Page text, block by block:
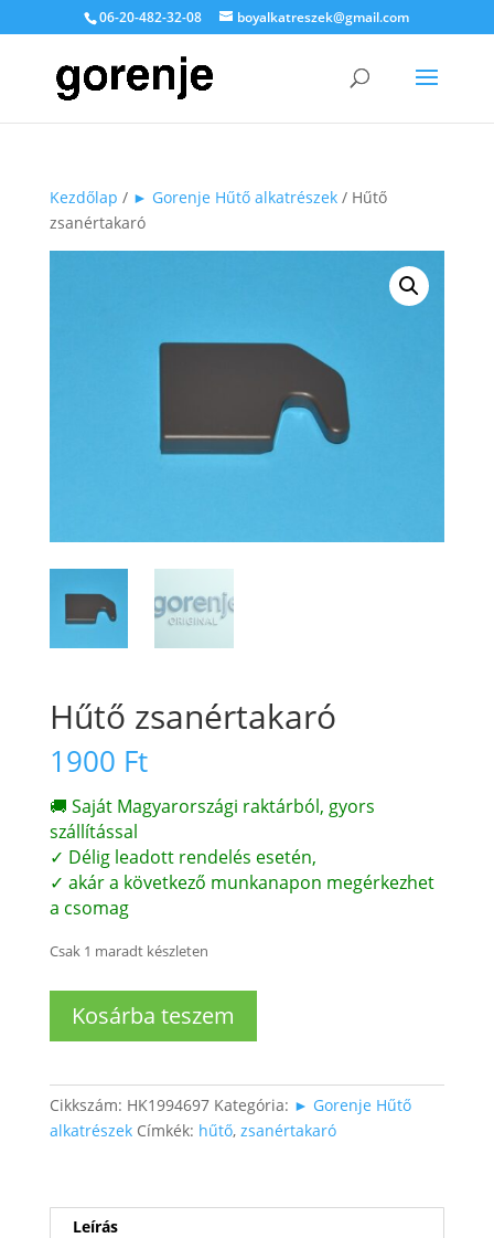
06-20-482-32-08 boyalkatreszek@gmail.com
Kezdőlap / ► Gorenje Hűtő alkatrészek/ Hűtő
zsanértakaró
Hűtő zsanértakaró
1900 Ft
🚚 Saját Magyarországi raktárból, gyors
szállítással
✓ Délig leadott rendelés esetén,
✓ akár a következő munkanapon megérkezhet
a csomag
Csak 1 maradt készleten
zsanértakaró
Kosárba teszem
Cikkszám: HK1994697 Kategória: ► Gorenje Hűtő
alkatrészek Címkék: hűtő, zsanértakaró
Leírás